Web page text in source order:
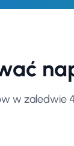
w zaledwie